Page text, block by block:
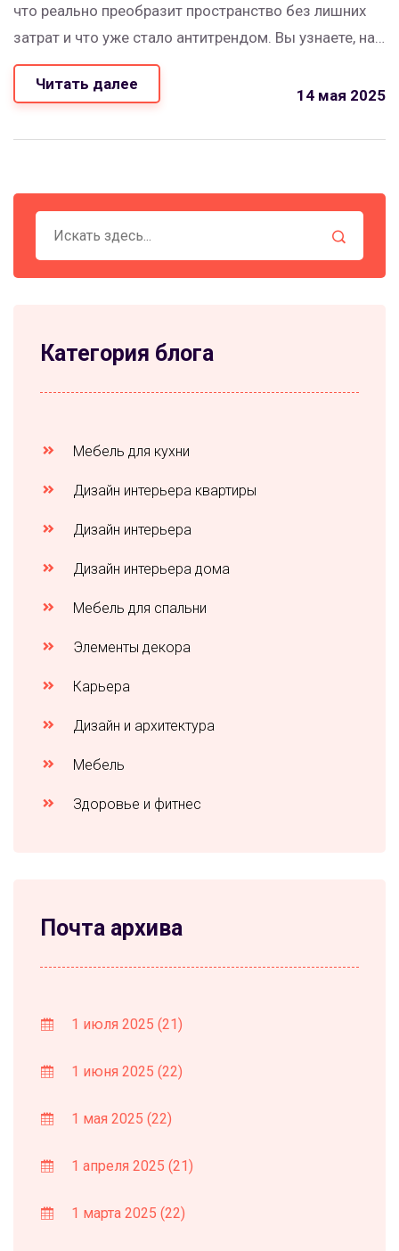
что реально преобразит пространство без лишних
затрат и что уже стало антитрендом. Вы узнаете, на
что стоит обратить внимание при выборе декора,
как подбирать цвета и из каких материалов
решения — никакой воды и заученных правил из
Читать далее
14 мая 2025
Категория блога
Мебель для кухни
Дизайн интерьера квартиры
Дизайн интерьера
Дизайн интерьера дома
Мебель для спальни
Элементы декора
Карьера
Дизайн и архитектура
Мебель
Здоровье и фитнес
Почта архива
1 июля 2025 (21)
1 июня 2025 (22)
1 мая 2025 (22)
1 апреля 2025 (21)
1 марта 2025 (22)